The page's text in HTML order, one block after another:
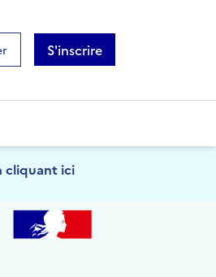
S'inscrire
cliquant ici